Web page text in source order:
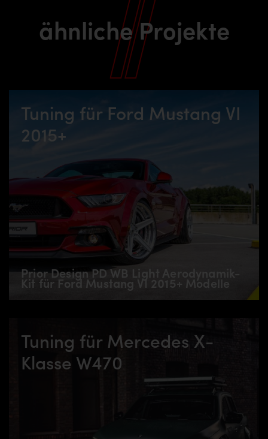
ähnliche Projekte
Tuning für Ford Mustang VI
2015+
Prior Design PD WB Light Aerodynamik-
Kit für Ford Mustang VI 2015+ Modelle
Tuning für Mercedes X-
Klasse W470